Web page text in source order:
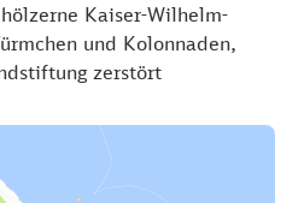
Kaiser-Wilhelm-
und Kolonnaden,
zerstört